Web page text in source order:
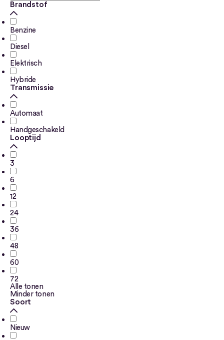
Brandstof
Benzine
Diesel
Elektrisch
Hybride
Transmissie
Automaat
Handgeschakeld
Looptijd
3
6
12
24
36
48
60
72
Alle tonen
Minder tonen
Soort
Nieuw